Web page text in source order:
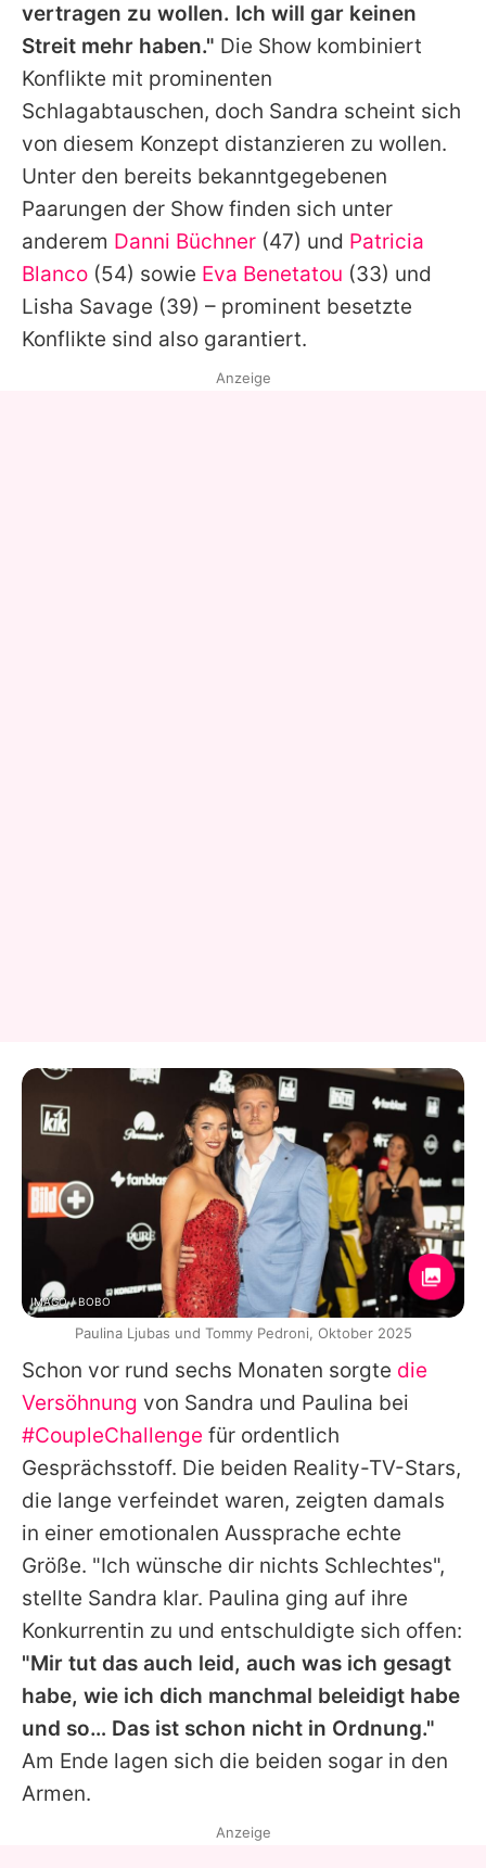
vertragen zu wollen. Ich will gar keinen
Streit mehr haben." Die Show kombiniert
Konflikte mit prominenten
Schlagabtauschen, doch Sandra scheint sich
von diesem Konzept distanzieren zu wollen.
Unter den bereits bekanntgegebenen
Paarungen der Show finden sich unter
anderem Danni Büchner (47) und Patricia
Blanco (54) sowie Eva Benetatou (33) und
Lisha Savage (39) – prominent besetzte
Konflikte sind also garantiert.
Schon vor rund sechs Monaten sorgte die
Versöhnung von Sandra und Paulina bei
#CoupleChallenge für ordentlich
Gesprächsstoff. Die beiden Reality-TV-Stars,
die lange verfeindet waren, zeigten damals
in einer emotionalen Aussprache echte
Größe. "Ich wünsche dir nichts Schlechtes",
stellte Sandra klar. Paulina ging auf ihre
Konkurrentin zu und entschuldigte sich offen:
"Mir tut das auch leid, auch was ich gesagt
habe, wie ich dich manchmal beleidigt habe
und so… Das ist schon nicht in Ordnung."
Am Ende lagen sich die beiden sogar in den
Armen.
Anzeige
IMAGO / BOBO
Paulina Ljubas und Tommy Pedroni, Oktober 2025
Anzeige